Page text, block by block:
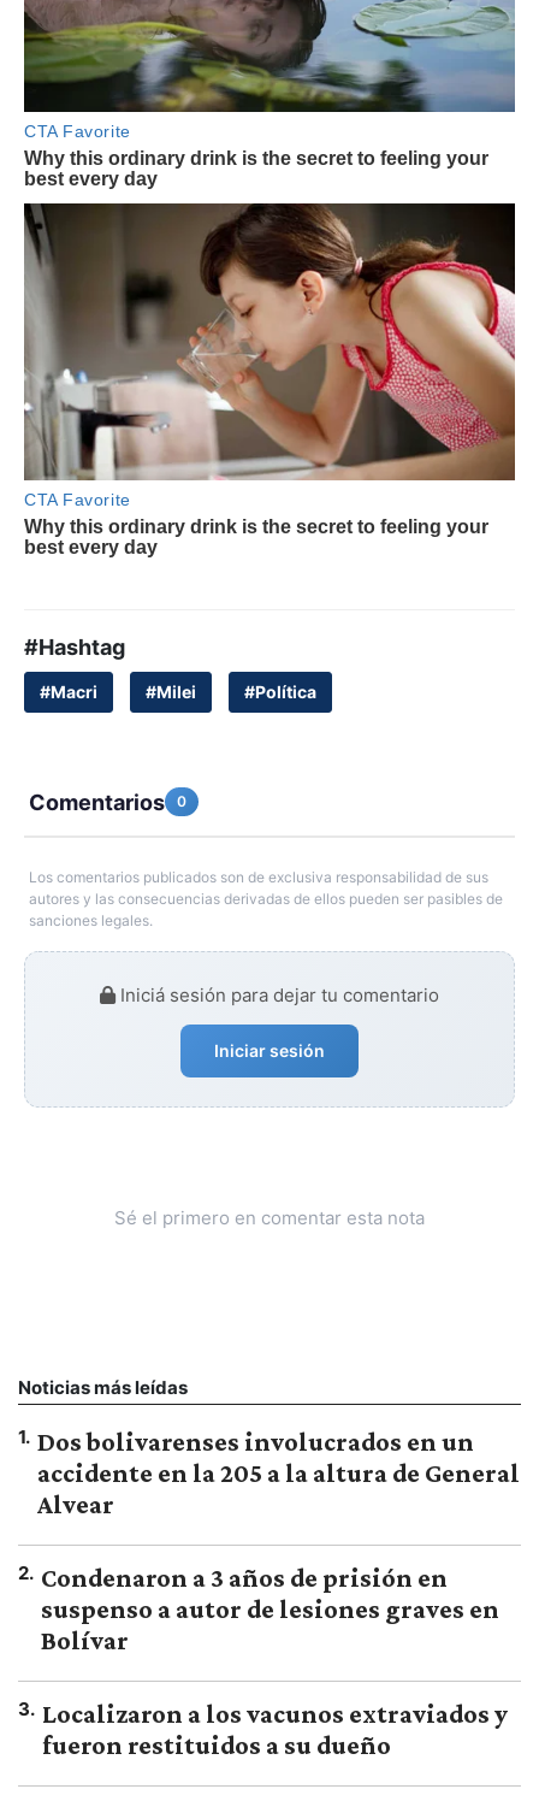
#Hashtag
#Macri #Milei #Política
Comentarios 0
Los comentarios publicados son de exclusiva responsabilidad de sus
autores y las consecuencias derivadas de ellos pueden ser pasibles de
sanciones legales.
Iniciá sesión para dejar tu comentario
Iniciar sesión
Sé el primero en comentar esta nota
Noticias más leídas
1. Dos bolivarenses involucrados en un
accidente en la 205 a la altura de General
Alvear
2. Condenaron a 3 años de prisión en
suspenso a autor de lesiones graves en
Bolívar
3. Localizaron a los vacunos extraviados y
fueron restituidos a su dueño